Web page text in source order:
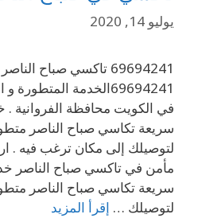
يوليو 14, 2020
69694241 تاكسي صباح
69694241الخدمة
في الكويت محافظة الفروانية .
سريعة تكاسي صباح الناصر
لتوصيلك إلى مكان ترغب فيه .
مأمن في تاكسي صباح الناصر
سريعة تكاسي صباح الناصر
لتوصيلك … إقرأ المزيد